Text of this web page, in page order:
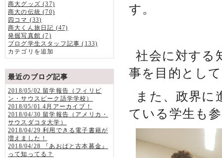
商大グッズ (37)
商大の伝統 (70)
四コマ (33)
商大くん旅日記 (47)
発掘写真館 (7)
ブログ学生スタッフ記事 (133)
カテゴリを追加
最近のブログ記事
2018/05/02 留学報告（フィリピ
ン・サウスピーク語学学校）
2018/05/01 4月アーカイブ！
2018/04/30 留学報告（アメリカ・
サウスダコタ大学）
2018/04/29 利用できる電子書籍が
増えました！
2018/04/28 『あおばと古本募金』
って知ってる？
す。
社会に対する
事を目的とし
また、政界に
ている学生も